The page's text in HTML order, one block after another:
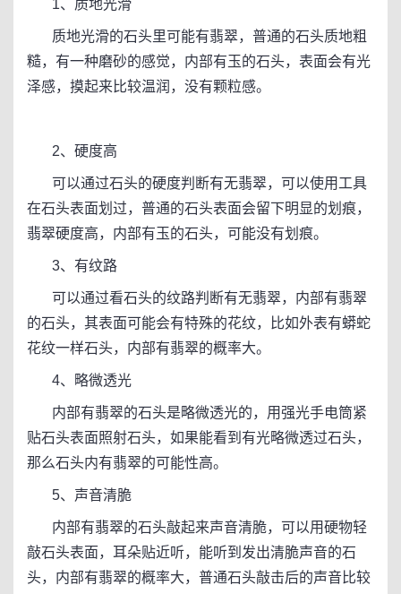
1、质地光滑
质地光滑的石头里可能有翡翠，普通的石头质地粗
糙，有一种磨砂的感觉，内部有玉的石头，表面会有光
泽感，摸起来比较温润，没有颗粒感。
2、硬度高
可以通过石头的硬度判断有无翡翠，可以使用工具
在石头表面划过，普通的石头表面会留下明显的划痕，
翡翠硬度高，内部有玉的石头，可能没有划痕。
3、有纹路
可以通过看石头的纹路判断有无翡翠，内部有翡翠
的石头，其表面可能会有特殊的花纹，比如外表有蟒蛇
花纹一样石头，内部有翡翠的概率大。
4、略微透光
内部有翡翠的石头是略微透光的，用强光手电筒紧
贴石头表面照射石头，如果能看到有光略微透过石头，
那么石头内有翡翠的可能性高。
5、声音清脆
内部有翡翠的石头敲起来声音清脆，可以用硬物轻
敲石头表面，耳朵贴近听，能听到发出清脆声音的石
头，内部有翡翠的概率大，普通石头敲击后的声音比较